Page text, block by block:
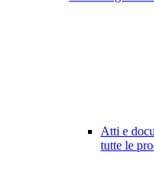
Atti e
tutte le